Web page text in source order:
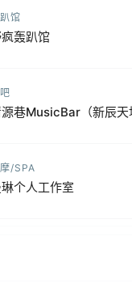
馆
轰趴馆
巷MusicBar（新辰天
/SPA
个人工作室